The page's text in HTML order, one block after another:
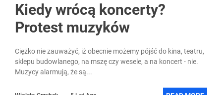
Kiedy wrócą koncerty?
Protest muzyków
Ciężko nie zauważyć, iż obecnie możemy pójść do kina, teatru,
sklepu budowlanego, na mszę czy wesele, a na koncert - nie.
Muzycy alarmują, że są...